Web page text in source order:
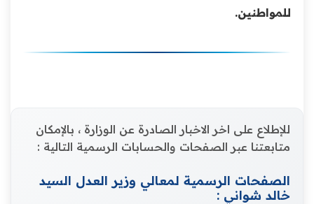
للمواطنين.
للإطلاع على اخر الاخبار الصادرة عن الوزارة ، بالإمكان
متابعتنا عبر الصفحات والحسابات الرسمية التالية :
الصفحات الرسمية لمعالي وزير العدل السيد
خالد شواني :